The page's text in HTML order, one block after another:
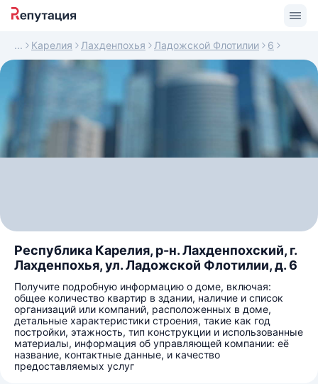
Карелия Лахденпохья Ладожской Флотилии 6
Республика Карелия, р-н. Лахденпохский, г.
Лахденпохья, ул. Ладожской Флотилии, д. 6
Получите подробную информацию о доме, включая:
общее количество квартир в здании, наличие и список
организаций или компаний, расположенных в доме,
детальные характеристики строения, такие как год
постройки, этажность, тип конструкции и использованные
материалы, информация об управляющей компании: её
название, контактные данные, и качество
предоставляемых услуг